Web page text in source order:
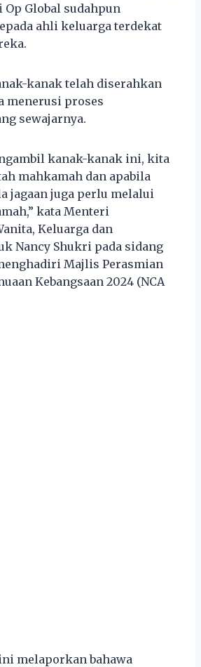
Op Global sudahpun
ahli keluarga terdekat
kanak telah diserahkan
menerusi proses
sewajarnya.
kanak-kanak ini, kita
mahkamah dan apabila
jagaan juga perlu melalui
kata Menteri
Keluarga dan
Nancy Shukri pada sidang
Majlis Perasmian
Kebangsaan 2024 (NCA
melaporkan bahawa